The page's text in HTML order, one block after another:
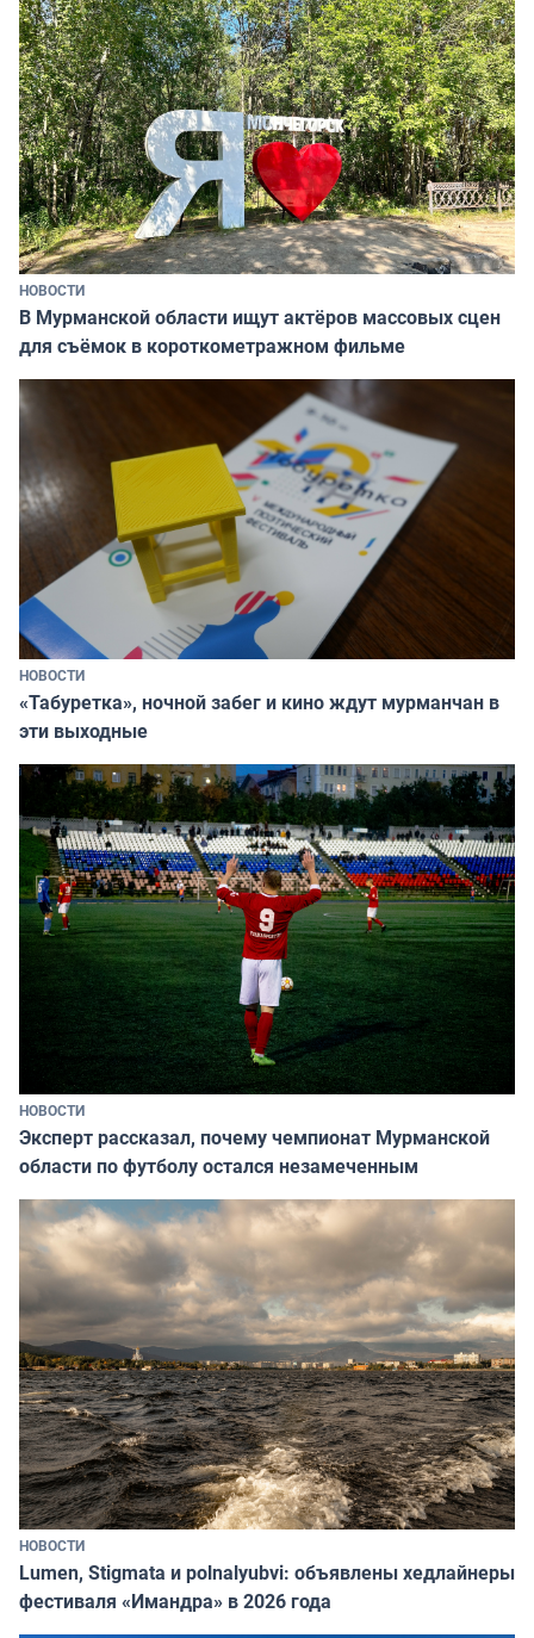
НОВОСТИ
В Мурманской области ищут актёров массовых сцен
для съёмок в короткометражном фильме
НОВОСТИ
«Табуретка», ночной забег и кино ждут мурманчан в
эти выходные
НОВОСТИ
Эксперт рассказал, почему чемпионат Мурманской
области по футболу остался незамеченным
НОВОСТИ
Lumen, Stigmata и polnalyubvi: объявлены хедлайнеры
фестиваля «Имандра» в 2026 года